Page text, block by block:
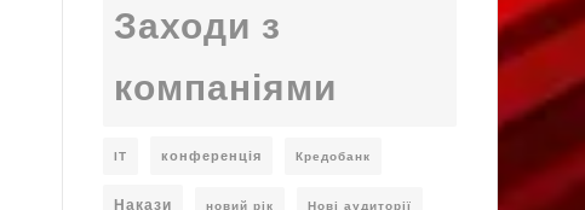
Заходи з
компаніями
ІТ конференція Кредобанк
Накази новий рік Нові аудиторії